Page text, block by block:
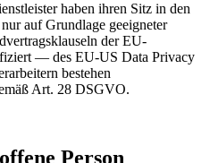
haben ihren Sitz in den
auf Grundlage geeigneter
der EU-
— des EU-US Data Privacy
bestehen
Art. 28 DSGVO.
Person